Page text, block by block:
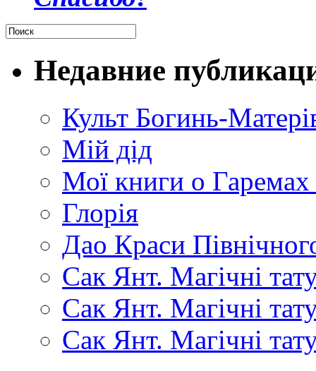
Недавние
Культ Богинь-
Мій дід
Мої книги о
Глорія
Дао Краси
Сак Янт. Магічні
Сак Янт. Магічні
Сак Янт. Магічні